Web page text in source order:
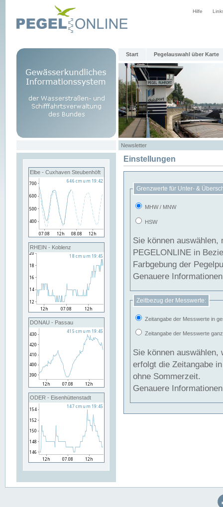
Hilfe
Start Pegelauswahl über Karte
Newsletter
Elbe - Cuxhaven Steubenhöft
RHEIN - Koblenz
DONAU - Passau
ODER - Eisenhüttenstadt
Einstellungen
Grenzwerte für Unter- &
MHW / MNW
HSW
Sie können
PEGELONLINE in Beziehung
Farbgebung der
Genauere
Zeitbezug der Messwerte:
Zeitangabe der Messwerte in
Zeitangabe der Messwerte
Sie können auswählen,
erfolgt die Zeitangabe
ohne Sommerzeit.
Genauere